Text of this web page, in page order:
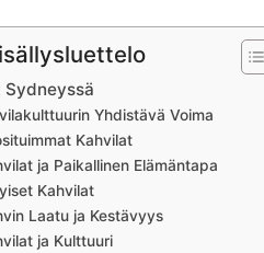
Sydneyssä
Yhdistävä Voima
Kahvilat
ja Paikallinen Elämäntapa
Kahvilat
Laatu ja Kestävyys
ja Kulttuuri